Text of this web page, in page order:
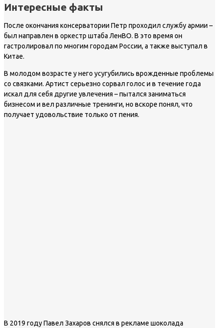
Интересные факты
После окончания консерватории Петр проходил службу армии –
был направлен в оркестр штаба ЛенВО. В это время он
гастролировал по многим городам России, а также выступал в
Китае.
В молодом возрасте у него усугубились врожденные проблемы
со связками. Артист серьезно сорвал голос и в течение года
искал для себя другие увлечения – пытался заниматься
бизнесом и вел различные тренинги, но вскоре понял, что
получает удовольствие только от пения.
В 2019 году Павел Захаров снялся в рекламе шоколада